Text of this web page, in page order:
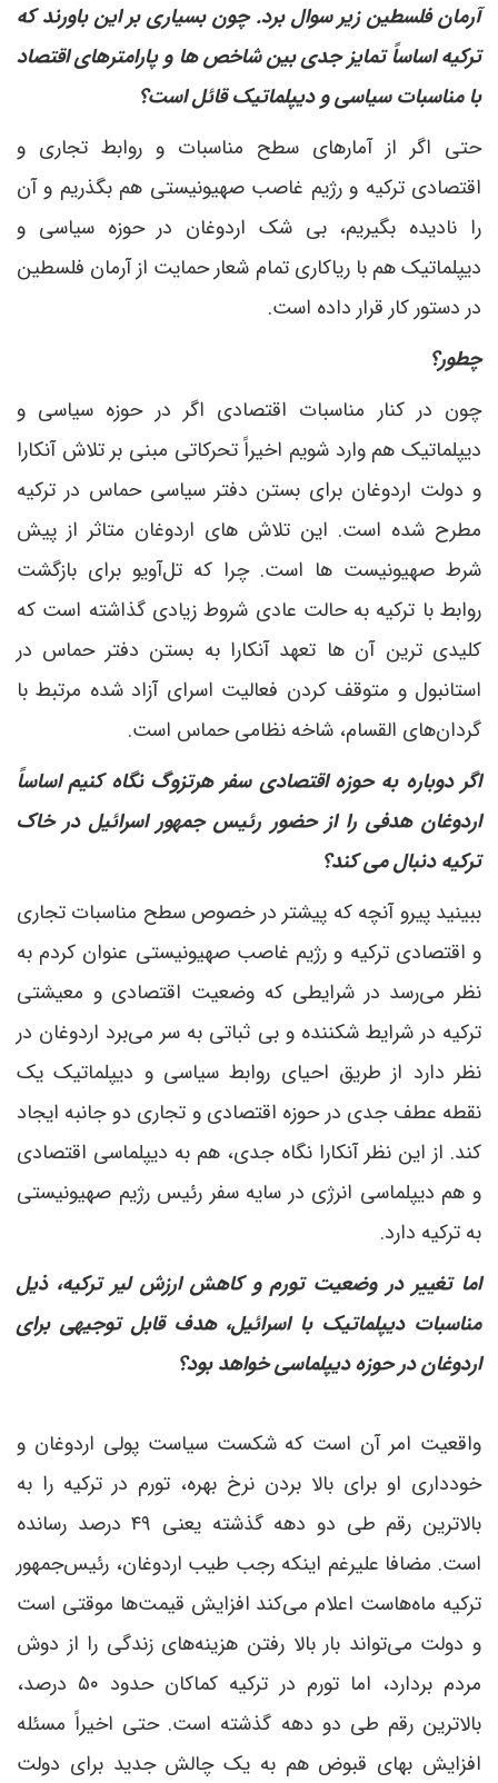
آرمان فلسطین زیر سوال برد. چون بسیاری بر این باورند که
ترکیه اساساً تمایز جدی بین شاخص ها و پارامترهای اقتصاد
با مناسبات سیاسی و دیپلماتیک قائل است؟
حتی اگر از آمارهای سطح مناسبات و روابط تجاری و
اقتصادی ترکیه و رژیم غاصب صهیونیستی هم بگذریم و آن
را نادیده بگیریم، بی شک اردوغان در حوزه سیاسی و
دیپلماتیک هم با ریاکاری تمام شعار حمایت از آرمان فلسطین
در دستور کار قرار داده است.
چطور؟
چون در کنار مناسبات اقتصادی اگر در حوزه سیاسی و
دیپلماتیک هم وارد شویم اخیراً تحرکاتی مبنی بر تلاش آنکارا
و دولت اردوغان برای بستن دفتر سیاسی حماس در ترکیه
مطرح شده است. این تلاش های اردوغان متاثر از پیش
شرط صهیونیست ها است. چرا که تل‌آویو برای بازگشت
روابط با ترکیه به حالت عادی شروط زیادی گذاشته است که
کلیدی ترین آن ها تعهد آنکارا به بستن دفتر حماس در
استانبول و متوقف کردن فعالیت اسرای آزاد شده مرتبط با
گردان‌های القسام، شاخه نظامی حماس است.
اگر دوباره به حوزه اقتصادی سفر هرتزوگ نگاه کنیم اساساً
اردوغان هدفی را از حضور رئیس جمهور اسرائیل در خاک
ترکیه دنبال می کند؟
ببینید پیرو آنچه که پیشتر در خصوص سطح مناسبات تجاری
و اقتصادی ترکیه و رژیم غاصب صهیونیستی عنوان کردم به
نظر می‌رسد در شرایطی که وضعیت اقتصادی و معیشتی
ترکیه در شرایط شکننده و بی ثباتی به سر می‌برد اردوغان در
نظر دارد از طریق احیای روابط سیاسی و دیپلماتیک یک
نقطه عطف جدی در حوزه اقتصادی و تجاری دو جانبه ایجاد
کند. از این نظر آنکارا نگاه جدی، هم به دیپلماسی اقتصادی
و هم دیپلماسی انرژی در سایه سفر رئیس رژیم صهیونیستی
به ترکیه دارد.
اما تغییر در وضعیت تورم و کاهش ارزش لیر ترکیه، ذیل
مناسبات دیپلماتیک با اسرائیل، هدف قابل توجیهی برای
اردوغان در حوزه دیپلماسی خواهد بود؟
واقعیت امر آن است که شکست سیاست پولی اردوغان و
خودداری او برای بالا بردن نرخ بهره، تورم در ترکیه را به
بالاترین رقم طی دو دهه گذشته یعنی ۴۹ درصد رسانده
است. مضافا علیرغم اینکه رجب طیب اردوغان، رئیس‌جمهور
ترکیه ماه‌هاست اعلام می‌کند افزایش قیمت‌ها موقتی است
و دولت می‌تواند بار بالا رفتن هزینه‌های زندگی را از دوش
مردم بردارد، اما تورم در ترکیه کماکان حدود ۵۰ درصد،
بالاترین رقم طی دو دهه گذشته است. حتی اخیراً مسئله
افزایش بهای قبوض هم به یک چالش جدید برای دولت